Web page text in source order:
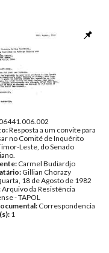
Resposta a um convite para
no Comité de Inquérito
Leste, do Senado
Carmel Budiardjo
Gillian Chorazy
18 de Agosto de 1982
Arquivo da Resistência
- TAPOL
Correspondencia
1